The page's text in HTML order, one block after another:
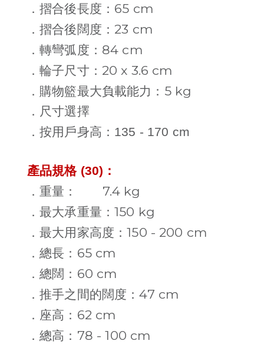
．摺合後長度： 65 cm
．摺合後闊度： 23 cm
．轉彎弧度： 84 cm
．輪子尺寸： 20 x 3.6 cm
．購物籃最大負載能力： 5 kg
．尺寸選擇
．按用戶身高： 135 - 170 cm
產品規格 (30)：
．重量：
7.4 kg
．最大承重量：150 kg
．最大用家高度：150 - 200 cm
．總長： 65 cm
．總闊： 60 cm
．推手之間的闊度：47 cm
．座高： 62 cm
．總高： 78 - 100 cm